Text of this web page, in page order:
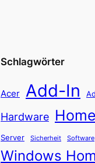
Schlagwörter
Acer Add-In
Hardware
Server Sicherheit Software
Windows